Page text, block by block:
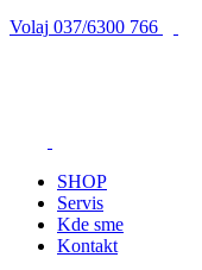
Volaj 037/6300 766
SHOP
Servis
Kde sme
Kontakt